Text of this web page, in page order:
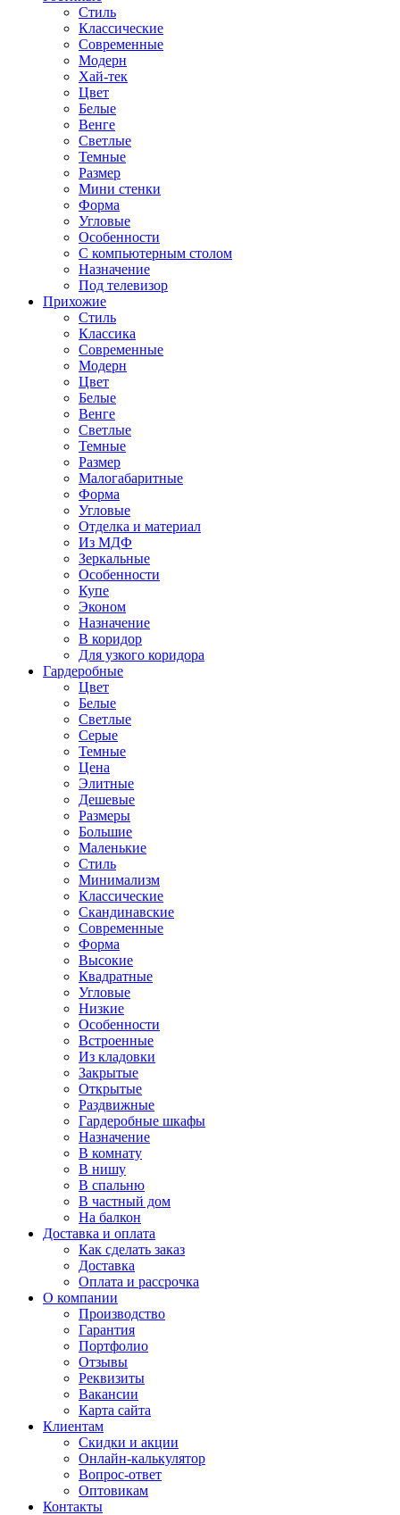
Стиль
Классические
Современные
Модерн
Хай-тек
Цвет
Белые
Венге
Светлые
Темные
Размер
Мини стенки
Форма
Угловые
Особенности
С компьютерным столом
Назначение
Под телевизор
Прихожие
Стиль
Классика
Современные
Модерн
Цвет
Белые
Венге
Светлые
Темные
Размер
Малогабаритные
Форма
Угловые
Отделка и материал
Из МДФ
Зеркальные
Особенности
Купе
Эконом
Назначение
В коридор
Для узкого коридора
Гардеробные
Цвет
Белые
Светлые
Серые
Темные
Цена
Элитные
Дешевые
Размеры
Большие
Маленькие
Стиль
Минимализм
Классические
Скандинавские
Современные
Форма
Высокие
Квадратные
Угловые
Низкие
Особенности
Встроенные
Из кладовки
Закрытые
Открытые
Раздвижные
Гардеробные шкафы
Назначение
В комнату
В нишу
В спальню
В частный дом
На балкон
Доставка и оплата
Как сделать заказ
Доставка
Оплата и рассрочка
О компании
Производство
Гарантия
Портфолио
Отзывы
Реквизиты
Вакансии
Карта сайта
Клиентам
Скидки и акции
Онлайн-калькулятор
Вопрос-ответ
Оптовикам
Контакты